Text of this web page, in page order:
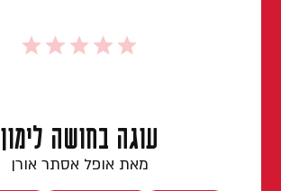
עוגה בחושה לימון
מאת אופל אסתר אורן